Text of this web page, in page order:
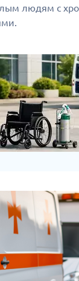
людям с